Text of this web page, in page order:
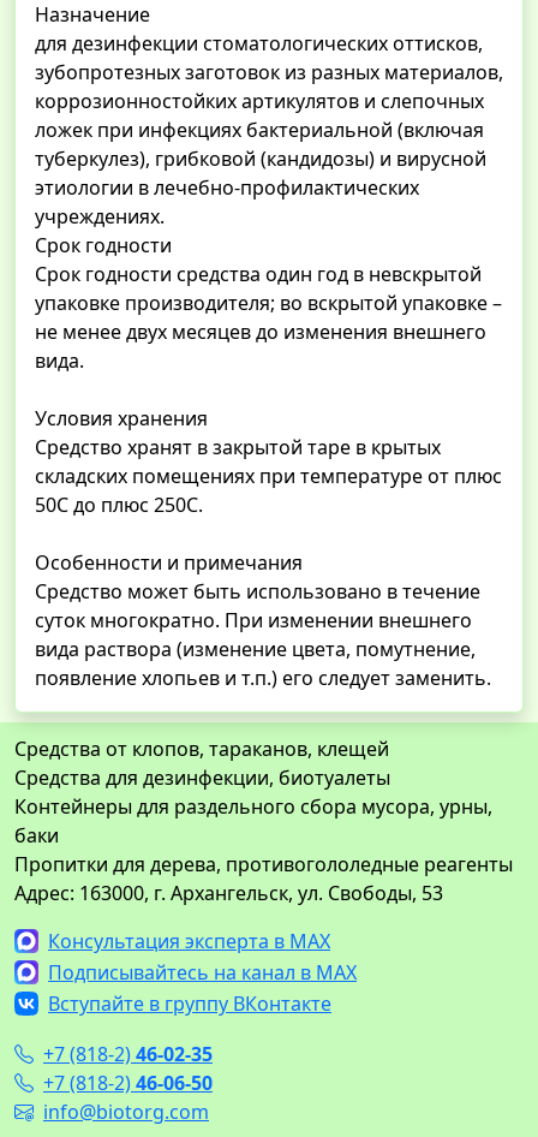
Назначение
для дезинфекции стоматологических оттисков,
зубопротезных заготовок из разных материалов,
коррозионностойких артикулятов и слепочных
ложек при инфекциях бактериальной (включая
туберкулез), грибковой (кандидозы) и вирусной
этиологии в лечебно-профилактических
учреждениях.
Срок годности
Срок годности средства один год в невскрытой
упаковке производителя; во вскрытой упаковке –
не менее двух месяцев до изменения внешнего
вида.
Условия хранения
Средство хранят в закрытой таре в крытых
складских помещениях при температуре от плюс
50С до плюс 250С.
Особенности и примечания
Средство может быть использовано в течение
суток многократно. При изменении внешнего
вида раствора (изменение цвета, помутнение,
появление хлопьев и т.п.) его следует заменить.
Средства от клопов, тараканов, клещей
Средства для дезинфекции, биотуалеты
Контейнеры для раздельного сбора мусора, урны,
баки
Пропитки для дерева, противогололедные реагенты
Адрес: 163000, г. Архангельск, ул. Свободы, 53
Консультация эксперта в MAX
Подписывайтесь на канал в MAX
Вступайте в группу ВКонтакте
+7 (818-2)46-02-35
+7 (818-2)46-06-50
info@biotorg.com